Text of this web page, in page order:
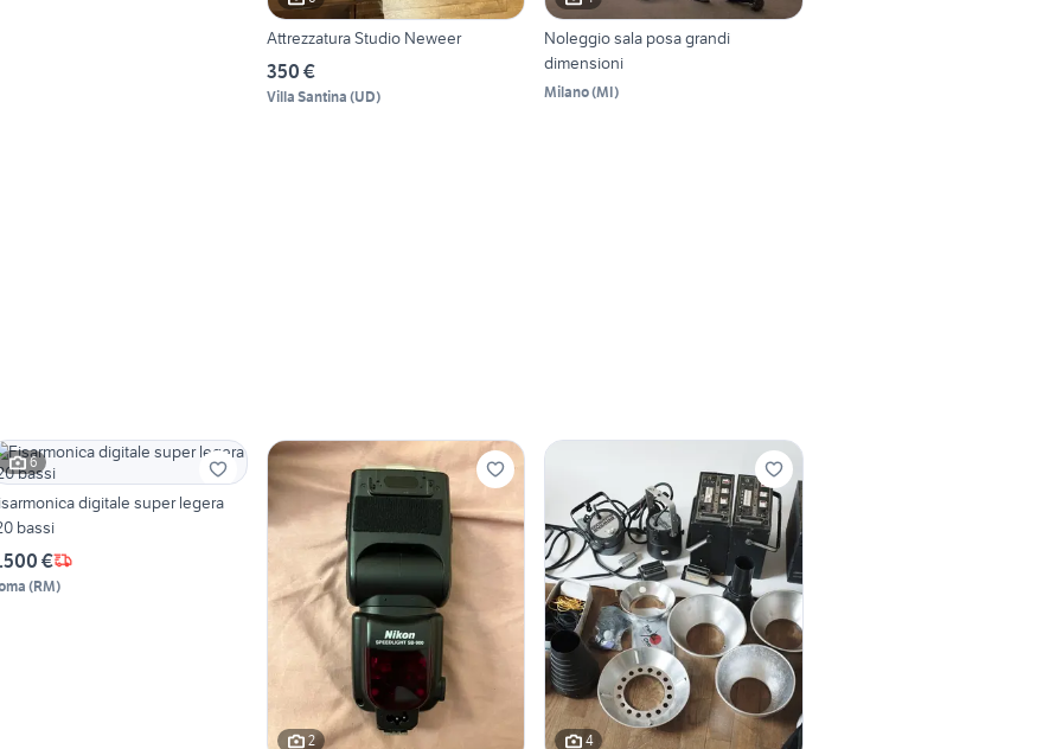
Attrezzatura Studio Neweer
350 €
Villa Santina (UD)
Noleggio sala posa grandi
dimensioni
Milano(MI)
6
digitale super legera
bassi
€
(RM)
2 4